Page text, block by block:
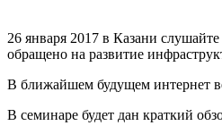
26 января 2017 в Казани
обращено на развитие
В ближайшем будущем интернет
В семинаре будет дан краткий